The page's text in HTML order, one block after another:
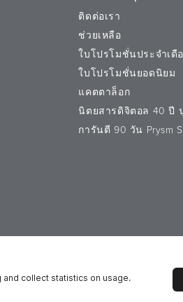
Oil, Schisandra Chinensis Fruit
Acrylate/Acrylic Acid Copolymer,
ติดต่อเรา
ช่วยเหลือ
ใบโปรโมชั่นประจำเดื
ใบโปรโมชั่นยอดนิยม
แคตตาล็อก
นิตยสารดิจิตอล 40 ปี
การันตี 90 วัน Prysm